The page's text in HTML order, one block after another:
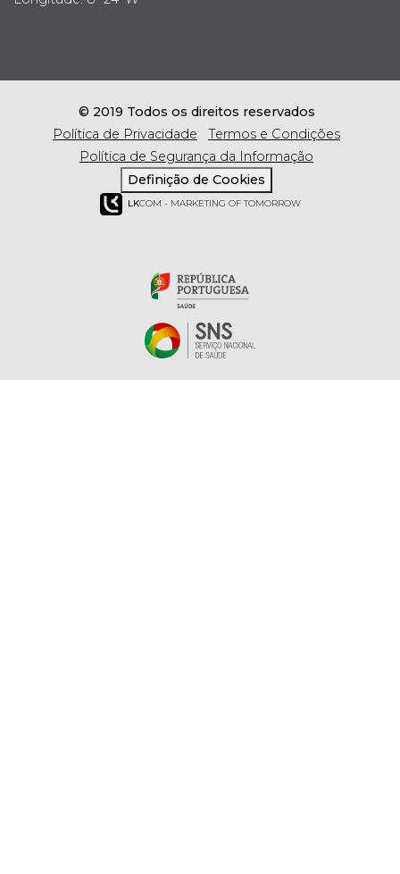
© 2019 Todos os direitos reservados
Política de Privacidade
Termos e Condições
Política de Segurança da Informação
Definição de Cookies
LKCOM - MARKETING OF TOMORROW